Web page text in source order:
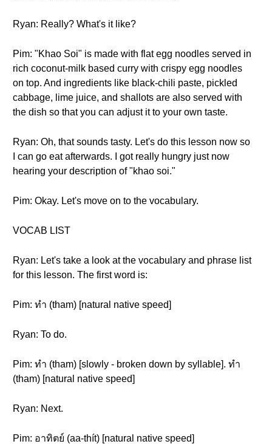
Ryan: Really? What's it like?
Pim: "Khao Soi" is made with flat egg noodles served in
rich coconut-milk based curry with crispy egg noodles
on top. And ingredients like black-chili paste, pickled
cabbage, lime juice, and shallots are also served with
the dish so that you can adjust it to your own taste.
Ryan: Oh, that sounds tasty. Let's do this lesson now so
I can go eat afterwards. I got really hungry just now
hearing your description of "khao soi."
Pim: Okay. Let's move on to the vocabulary.
VOCAB LIST
Ryan: Let's take a look at the vocabulary and phrase list
for this lesson. The first word is:
Pim: ทำ (tham) [natural native speed]
Ryan: To do.
Pim: ทำ (tham) [slowly - broken down by syllable]. ทำ
(tham) [natural native speed]
Ryan: Next.
Pim: อาทิตย์ (aa-thít) [natural native speed]